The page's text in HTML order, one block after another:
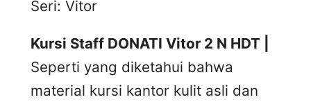
Seri: Vitor
Kursi Staff DONATI Vitor 2 N HDT |
Seperti yang diketahui bahwa
material kursi kantor kulit asli dan